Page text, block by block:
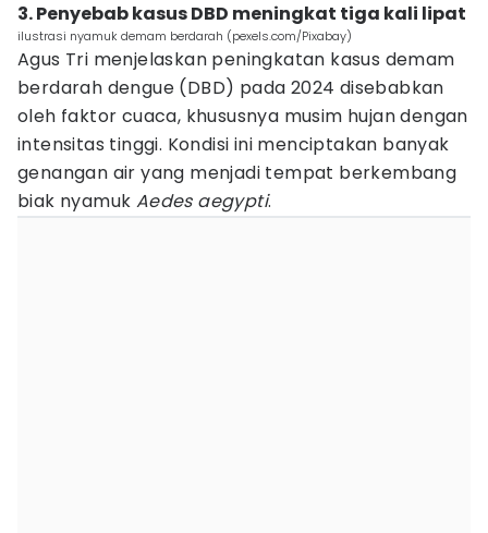
3. Penyebab kasus DBD meningkat tiga kali lipat
ilustrasi nyamuk demam berdarah (pexels.com/Pixabay)
Agus Tri menjelaskan peningkatan kasus demam
berdarah dengue (DBD) pada 2024 disebabkan
oleh faktor cuaca, khususnya musim hujan dengan
intensitas tinggi. Kondisi ini menciptakan banyak
genangan air yang menjadi tempat berkembang
biak nyamuk Aedes aegypti.